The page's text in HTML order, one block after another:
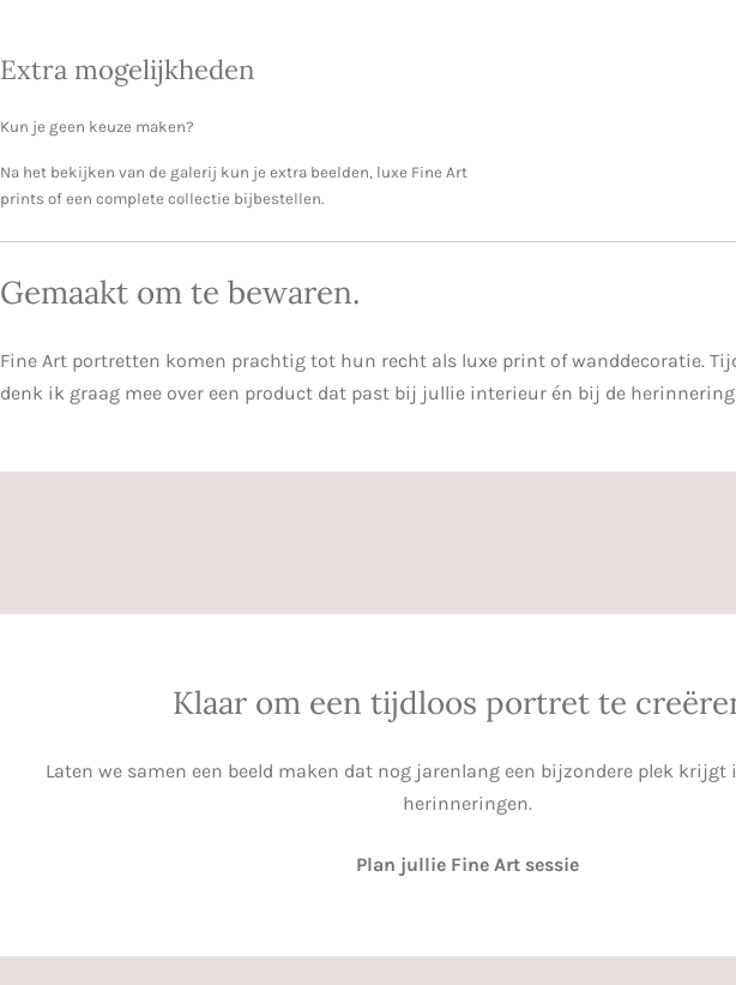
Extra mogelijkheden
Kun je geen keuze maken?
Na het bekijken van de galerij kun je extra beelden, luxe Fine Art
prints of een complete collectie bijbestellen.
Gemaakt om te bewaren.
Fine Art portretten komen prachtig tot hun recht als luxe print of wanddecoratie.
denk ik graag mee over een product dat past bij jullie interieur én bij de
Klaar om een tijdloos portret te
Laten we samen een beeld maken dat nog jarenlang een bijzondere plek
herinneringen.
Plan jullie Fine Art sessie